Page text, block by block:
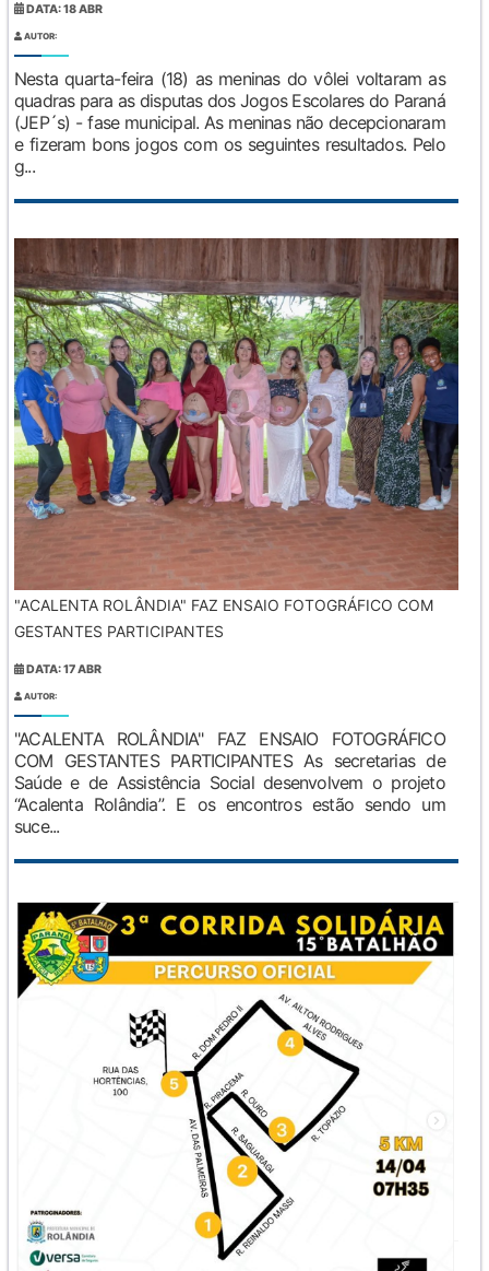
DATA: 18 ABR
AUTOR:
Nesta quarta-feira (18) as meninas do vôlei voltaram as
quadras para as disputas dos Jogos Escolares do Paraná
(JEP´s) - fase municipal. As meninas não decepcionaram
e fizeram bons jogos com os seguintes resultados. Pelo
g...
"ACALENTA ROLÂNDIA" FAZ ENSAIO FOTOGRÁFICO COM
GESTANTES PARTICIPANTES
DATA: 17 ABR
AUTOR:
"ACALENTA ROLÂNDIA" FAZ ENSAIO FOTOGRÁFICO
COM GESTANTES PARTICIPANTES As secretarias de
Saúde e de Assistência Social desenvolvem o projeto
“Acalenta Rolândia”. E os encontros estão sendo um
suce...